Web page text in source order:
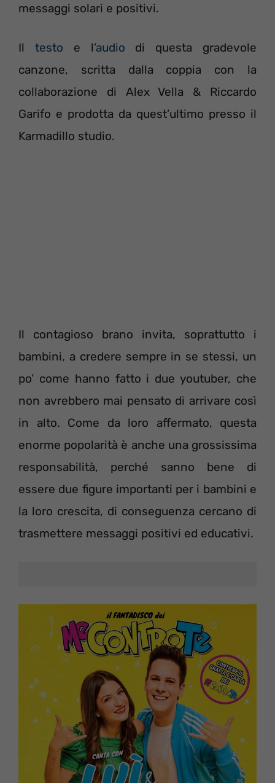
messaggi solari e positivi.
Il testo e l’audio di questa gradevole
canzone, scritta dalla coppia con la
collaborazione di Alex Vella & Riccardo
Garifo e prodotta da quest’ultimo presso il
Karmadillo studio.
Il contagioso brano invita, soprattutto i
bambini, a credere sempre in se stessi, un
po’ come hanno fatto i due youtuber, che
non avrebbero mai pensato di arrivare così
in alto. Come da loro affermato, questa
enorme popolarità è anche una grossissima
responsabilità, perché sanno bene di
essere due figure importanti per i bambini e
la loro crescita, di conseguenza cercano di
trasmettere messaggi positivi ed educativi.